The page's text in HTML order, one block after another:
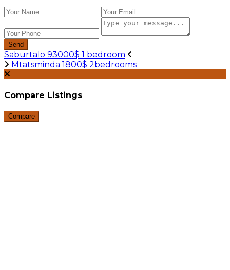
Send
Saburtalo 93000$ 1 bedroom
Mtatsminda 1800$ 2bedrooms
Compare Listings
Compare